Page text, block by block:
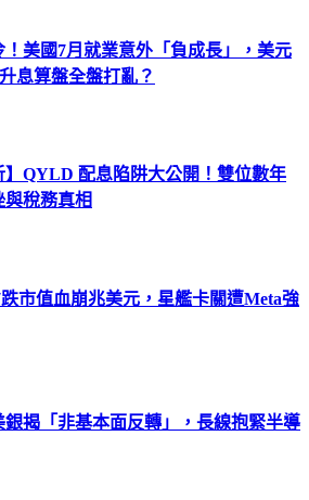
！美國7月就業意外「負成長」，美元
息算盤全盤打亂？
】QYLD 配息陷阱大公開！雙位數年
稅務真相
市值血崩兆美元，星艦卡關遭Meta強
揭「非基本面反轉」，長線抱緊半導